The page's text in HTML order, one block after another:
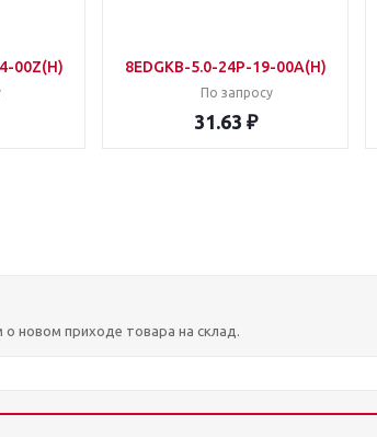
00Z(H) 8EDGKB-5.0-24P-19-00A(H)
По запросу
31.63 ₽
новом приходе товара на склад.